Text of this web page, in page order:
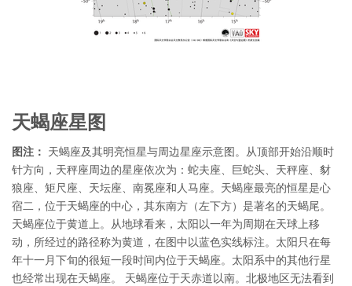
天蝎座星图
图注： 天蝎座及其明亮恒星与周边星座示意图。从顶部开始沿顺时
针方向，天秤座周边的星座依次为：蛇夫座、巨蛇头、天秤座、豺
狼座、矩尺座、天坛座、南冕座和人马座。天蝎座最亮的恒星是心
宿二，位于天蝎座的中心，其东南方（左下方）是著名的天蝎尾。
天蝎座位于黄道上。从地球看来，太阳以一年为周期在天球上移
动，所经过的路径称为黄道，在图中以蓝色实线标注。太阳只在每
年十一月下旬的很短一段时间内位于天蝎座。太阳系中的其他行星
也经常出现在天蝎座。 天蝎座位于天赤道以南。北极地区无法看到